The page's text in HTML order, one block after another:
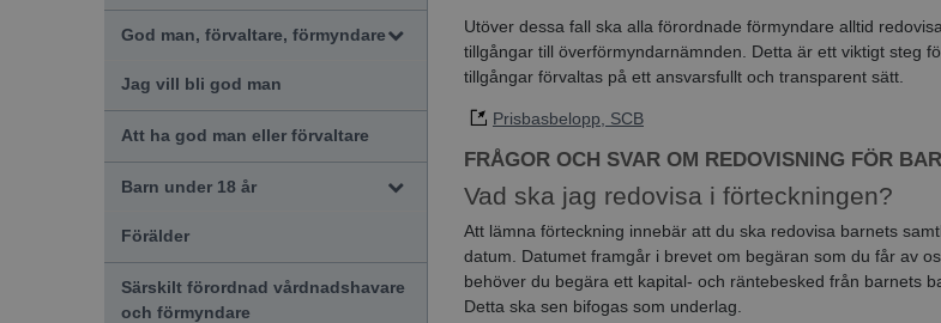
God man, förvaltare, förmyndare
Jag vill bli god man
Att ha god man eller förvaltare
Barn under 18 år
Förälder
Särskilt förordnad vårdnadshavare
och förmyndare
Utöver dessa fall ska alla förordnade förmyndare alltid
tillgångar till överförmyndarnämnden. Detta är ett viktigt steg
tillgångar förvaltas på ett ansvarsfullt och transparent sätt.
Prisbasbelopp, SCB
FRÅGOR OCH SVAR OM REDOVISNING FÖR
Vad ska jag redovisa i förteckningen?
Att lämna förteckning innebär att du ska redovisa barnets
datum. Datumet framgår i brevet om begäran som du får av
behöver du begära ett kapital- och räntebesked från barnets
Detta ska sen bifogas som underlag.